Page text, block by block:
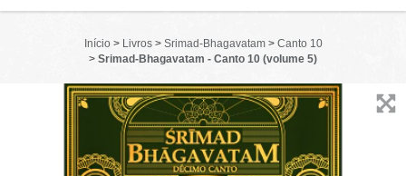
Início > Livros > Srimad-Bhagavatam > Canto 10
> Srimad-Bhagavatam - Canto 10 (volume 5)